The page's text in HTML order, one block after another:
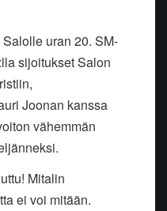
uran 20. SM-
sijoitukset Salon
Joonan kanssa
vähemmän
Mitalin
ei voi mitään.